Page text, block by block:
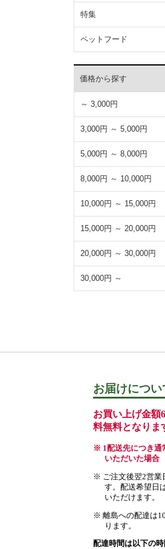
特集
ペットフード
価格から探す
～ 3,000円
3,000円 ～ 5,000円
5,000円 ～ 8,000円
8,000円 ～ 10,000円
10,000円 ～ 15,000円
15,000円 ～ 20,000円
20,000円 ～ 30,000円
30,000円 ～